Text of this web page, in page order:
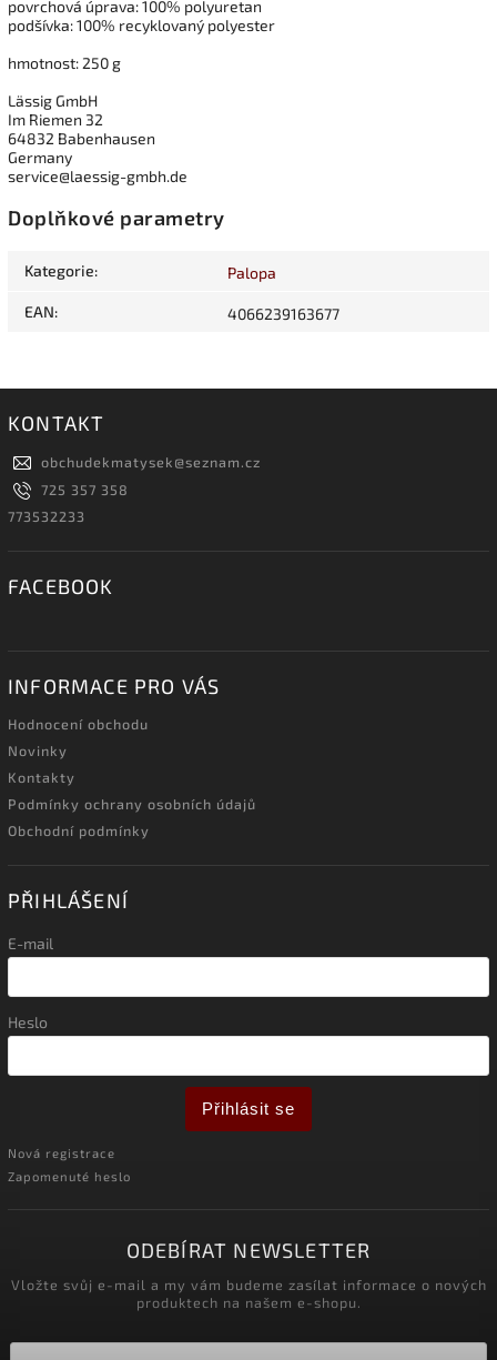
povrchová úprava: 100% polyuretan
podšívka: 100% recyklovaný polyester
hmotnost: 250 g
Lässig GmbH
Im Riemen 32
64832 Babenhausen
Germany
service@laessig-gmbh.de
Doplňkové parametry
Kategorie: Palopa
EAN: 4066239163677
KONTAKT
obchudekmatysek@seznam.cz
725 357 358
773532233
FACEBOOK
INFORMACE PRO VÁS
Hodnocení obchodu
Novinky
Kontakty
Podmínky ochrany osobních údajů
Obchodní podmínky
PŘIHLÁŠENÍ
E-mail
Heslo
Přihlásit se
Nová registrace
Zapomenuté heslo
ODEBÍRAT NEWSLETTER
Vložte svůj e-mail a my vám budeme zasílat informace o nových
produktech na našem e-shopu.